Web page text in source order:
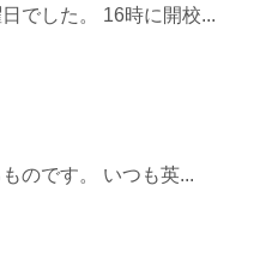
でした。 16時に開校...
のです。 いつも英...